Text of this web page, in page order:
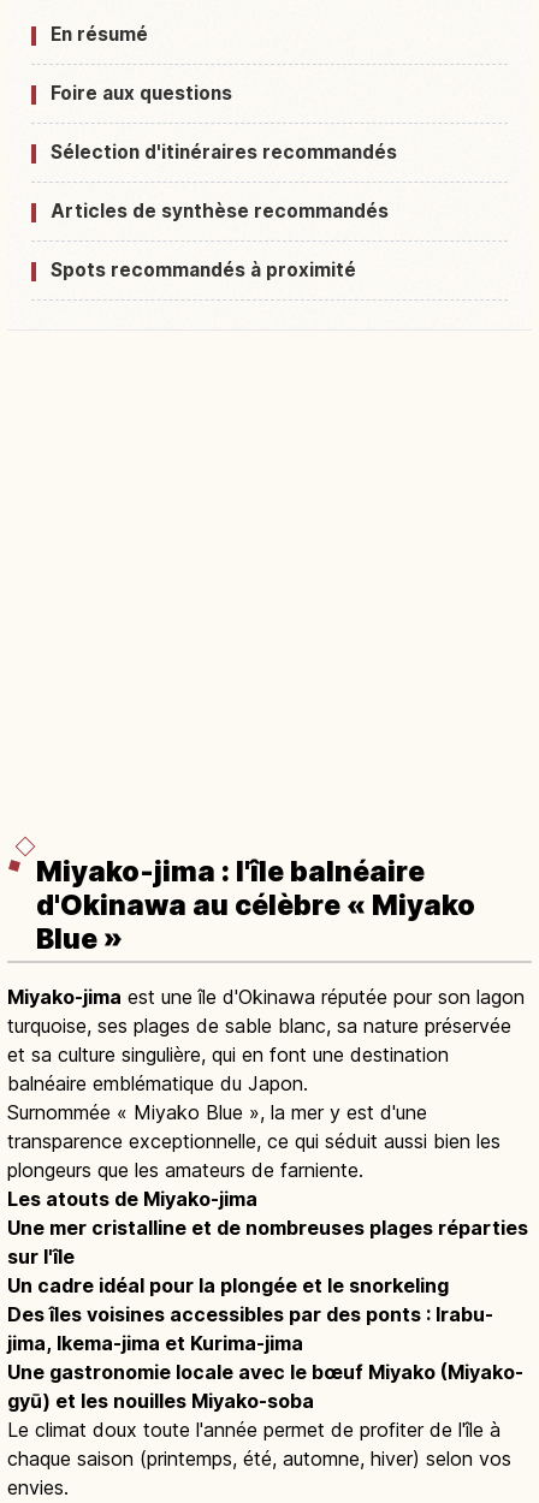
En résumé
Foire aux questions
Sélection d'itinéraires recommandés
Articles de synthèse recommandés
Spots recommandés à proximité
Miyako-jima : l'île balnéaire
d'Okinawa au célèbre « Miyako
Blue »
Miyako-jima est une île d'Okinawa réputée pour son lagon
turquoise, ses plages de sable blanc, sa nature préservée
et sa culture singulière, qui en font une destination
balnéaire emblématique du Japon.
Surnommée « Miyako Blue », la mer y est d'une
transparence exceptionnelle, ce qui séduit aussi bien les
plongeurs que les amateurs de farniente.
Les atouts de Miyako-jima
Une mer cristalline et de nombreuses plages réparties
sur l'île
Un cadre idéal pour la plongée et le snorkeling
Des îles voisines accessibles par des ponts : Irabu-
jima, Ikema-jima et Kurima-jima
Une gastronomie locale avec le bœuf Miyako (Miyako-
gyū) et les nouilles Miyako-soba
Le climat doux toute l'année permet de profiter de l'île à
chaque saison (printemps, été, automne, hiver) selon vos
envies.